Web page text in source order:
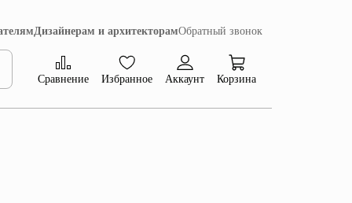
Дизайнерам и архитекторамОбратный звонок
Сравнение Избранное Аккаунт Корзина